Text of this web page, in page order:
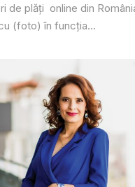
de plăți online din
(foto) în funcția...